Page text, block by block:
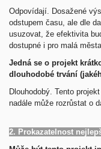
Odpovídají. Dosažené
odstupem času, ale dle
usuzovat, že efektivita
dostupné i pro malá
Jedná se o projekt
dlouhodobé trvání
Dlouhodobý. Tento
nadále může rozrůstat o
2. Prokazatelnost